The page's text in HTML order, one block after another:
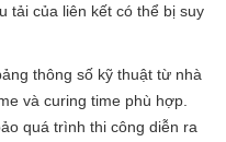
tải của liên kết có thể bị suy
thông số kỹ thuật từ nhà
và curing time phù hợp.
quá trình thi công diễn ra